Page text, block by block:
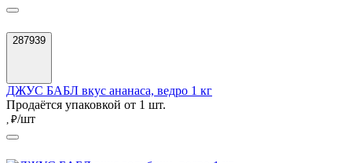
287939
ДЖУС БАБЛ вкус ананаса, ведро 1 кг
Продаётся упаковкой от 1 шт.
, ₽/шт